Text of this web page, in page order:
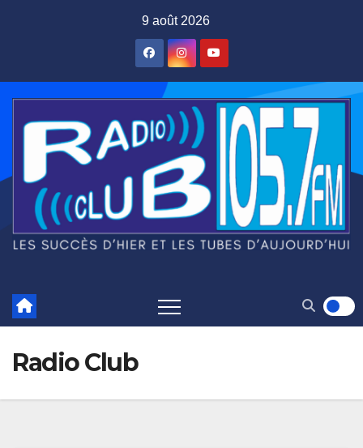
9 août 2026
Radio Club